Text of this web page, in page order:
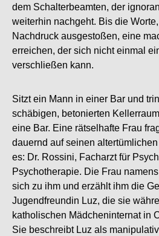
dem Schalterbeamten, der
weiterhin nachgeht. Bis die
Nachdruck ausgestoßen, eine
erreichen, der sich nicht einmal
verschließen kann.
Sitzt ein Mann in einer Bar und
schäbigen, betonierten
eine Bar. Eine rätselhafte Frau
dauernd auf seinen
es: Dr. Rossini, Facharzt für
Psychotherapie. Die Frau
sich zu ihm und erzählt ihm die
Jugendfreundin Luz, die sie
katholischen Mädcheninternat in
Sie beschreibt Luz als